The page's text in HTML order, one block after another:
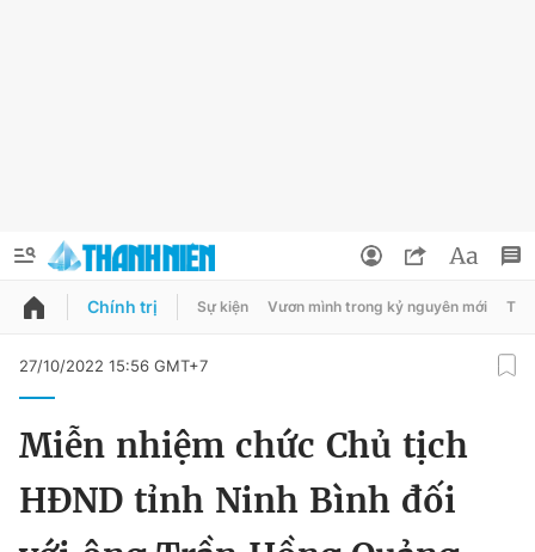
QUẢNG CÁO ĐẶT BÁO
Chuyên mục khác
Đổi mật khẩu
Tin đã lưu
Chính trị Sự kiện Vươn mình trong kỷ nguyên mới
27/10/2022 15:56 GMT+7
Miễn nhiệm chức Chủ tịch
HĐND tỉnh Ninh Bình đối